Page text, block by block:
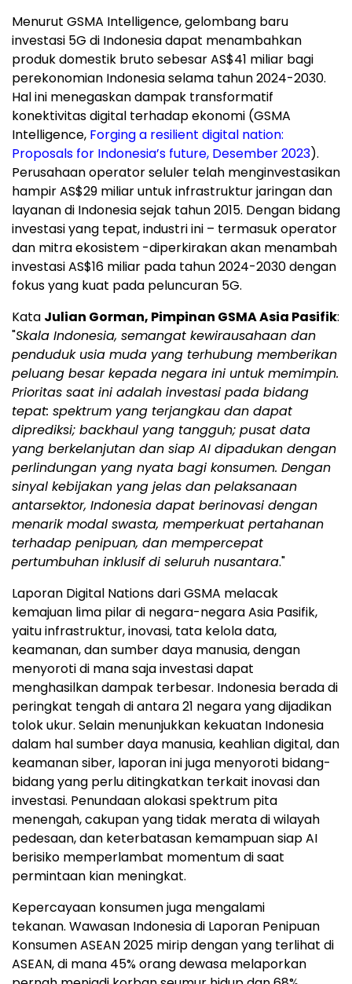
Menurut GSMA Intelligence, gelombang baru
investasi 5G di Indonesiadapat menambahkan
produk domestik bruto sebesar AS$41 miliar bagi
perekonomian Indonesiaselama tahun 2024-2030.
Hal ini menegaskan dampak transformatif
konektivitas digital terhadap ekonomi (GSMA
Intelligence, Forging a resilient digital nation:
Proposals for Indonesia’s future, Desember 2023).
Perusahaan operator seluler telah menginvestasikan
hampir AS$29 miliar untuk infrastruktur jaringan dan
layanan di Indonesiasejak tahun 2015. Dengan bidang
investasi yang tepat, industri ini – termasuk operator
dan mitra ekosistem -diperkirakan akan menambah
investasi AS$16 miliar pada tahun 2024-2030 dengan
fokus yang kuat pada peluncuran 5G.
Kata Julian Gorman, Pimpinan GSMA Asia Pasifik:
"Skala Indonesia, semangat kewirausahaan dan
penduduk usia muda yang terhubung memberikan
peluang besar kepada negara ini untuk memimpin.
Prioritas saat ini adalah investasi pada bidang
tepat: spektrum yang terjangkau dan dapat
diprediksi; backhaul yang tangguh; pusat data
yang berkelanjutan dan siap AI dipadukan dengan
perlindungan yang nyata bagi konsumen. Dengan
sinyal kebijakan yang jelas dan pelaksanaan
antarsektor, Indonesia dapat berinovasi dengan
menarik modal swasta, memperkuat pertahanan
terhadap penipuan, dan mempercepat
pertumbuhan inklusif di seluruh nusantara."
Laporan Digital Nations dari GSMA melacak
kemajuan lima pilar di negara-negara Asia Pasifik,
yaitu infrastruktur, inovasi, tata kelola data,
keamanan, dan sumber daya manusia, dengan
menyoroti di mana saja investasi dapat
menghasilkan dampak terbesar. Indonesia berada di
peringkat tengah di antara 21 negara yang dijadikan
tolok ukur. Selain menunjukkan kekuatan Indonesia
dalam hal sumber daya manusia, keahlian digital, dan
keamanan siber, laporan ini juga menyoroti bidang-
bidang yang perlu ditingkatkan terkait inovasi dan
investasi. Penundaan alokasi spektrum pita
menengah, cakupan yang tidak merata di wilayah
pedesaan, dan keterbatasan kemampuan siap AI
berisiko memperlambat momentum di saat
permintaan kian meningkat.
Kepercayaan konsumen juga mengalami
tekanan. Wawasan Indonesia di Laporan Penipuan
Konsumen ASEAN 2025 mirip dengan yang terlihat di
ASEAN, di mana 45% orang dewasa melaporkan